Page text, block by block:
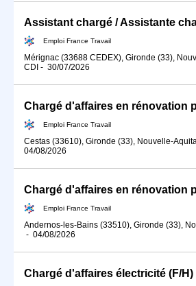
Emploi France Travail
Mérignac (33688 CEDEX), Gironde (33),
CDI - 30/07/2026
Emploi France Travail
Cestas (33610), Gironde (33), Nouvelle-
04/08/2026
Emploi France Travail
Andernos-les-Bains (33510), Gironde (33),
- 04/08/2026
Chargé d'affaires électricité (F/H)